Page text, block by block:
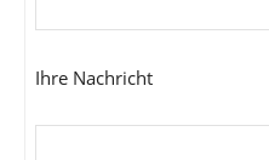
Ihre Nachricht